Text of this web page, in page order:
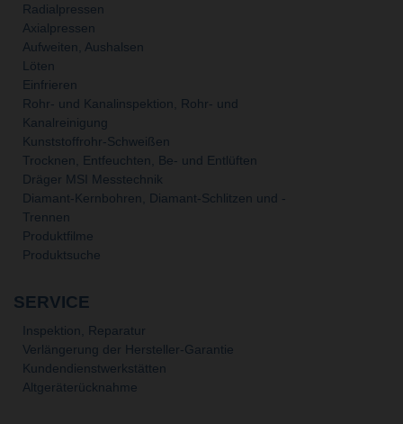
Radialpressen
Axialpressen
Aufweiten, Aushalsen
Löten
Einfrieren
Rohr- und Kanalinspektion, Rohr- und
Kanalreinigung
Kunststoffrohr-Schweißen
Trocknen, Entfeuchten, Be- und Entlüften
Dräger MSI Messtechnik
Diamant-Kernbohren, Diamant-Schlitzen und -
Trennen
Produktfilme
Produktsuche
SERVICE
Inspektion, Reparatur
Verlängerung der Hersteller-Garantie
Kundendienstwerkstätten
Altgeräterücknahme